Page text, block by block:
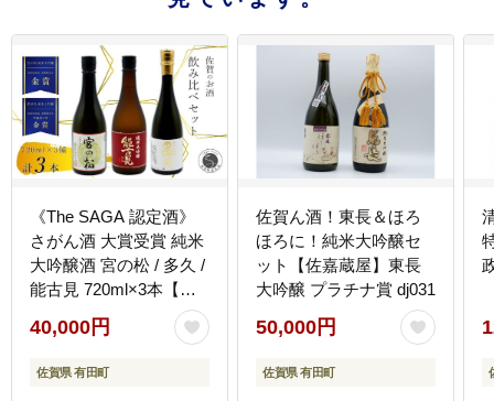
《The SAGA 認定酒》
さがん酒 大賞受賞 純米
大吟醸酒 宮の松 / 多久 /
能古見 720ml×3本【佐
嘉蔵屋】佐賀 飲み比べ
お酒 純米大吟醸 宮の松
多久 能古見720ml 3本
40,000円
佐賀県 有田町
佐賀ん酒！東長＆ほろ
ほろに！純米大吟醸セ
ット【佐嘉蔵屋】東長
大吟醸 プラチナ賞 dj031
50,000円
佐賀県 有田町